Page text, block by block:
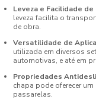
Leveza e Facilidade de
leveza facilita o
de obra.
Versatilidade de
utilizada em diversos
automotivas, e até em
Propriedades
chapa pode oferecer
passarelas.